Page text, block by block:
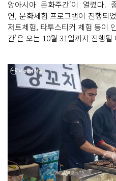
앙아시아 문화주간'이 열렸다.
연, 문화체험 프로그램이 진행되
저트체험, 타투스티커 체험 등이
간'은 오는 10월 31일까지 진행될